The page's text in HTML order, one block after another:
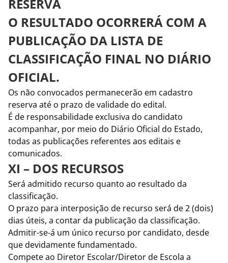
RESERVA
O RESULTADO OCORRERÁ COM A
PUBLICAÇÃO DA LISTA DE
CLASSIFICAÇÃO FINAL NO DIÁRIO
OFICIAL.
Os não convocados permanecerão em cadastro
reserva até o prazo de validade do edital.
É de responsabilidade exclusiva do candidato
acompanhar, por meio do Diário Oficial do Estado,
todas as publicações referentes aos editais e
comunicados.
XI – DOS RECURSOS
Será admitido recurso quanto ao resultado da
classificação.
O prazo para interposição de recurso será de 2 (dois)
dias úteis, a contar da publicação da classificação.
Admitir-se-á um único recurso por candidato, desde
que devidamente fundamentado.
Compete ao Diretor Escolar/Diretor de Escola a